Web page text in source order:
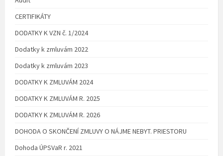
CERTIFIKÁTY
DODATKY K VZN č. 1/2024
Dodatky k zmluvám 2022
Dodatky k zmluvám 2023
DODATKY K ZMLUVÁM 2024
DODATKY K ZMLUVÁM R. 2025
DODATKY K ZMLUVÁM R. 2026
DOHODA O SKONČENÍ ZMLUVY O NÁJME NEBYT. PRIESTORU
Dohoda ÚPSVaR r. 2021